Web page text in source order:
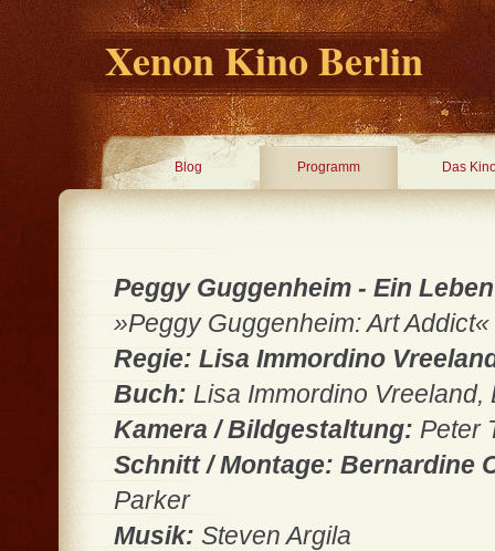
Xenon Kino Berlin
Blog Programm Das
Peggy Guggenheim - Ein
»Peggy Guggenheim: Art
Regie: Lisa Immordino
Buch: Lisa Immordino
Kamera / Bildgestaltung: Peter
Schnitt / Montage: Bernardine
Parker
Musik: Steven Argila